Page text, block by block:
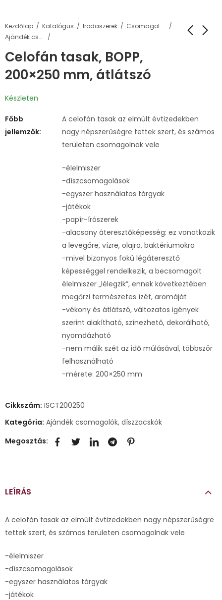
Kezdőlap Katalógus Irodaszerek
Csomagolás, tárolás
Ajándék csomagolók, díszzacskók
Celofán tasak, BOPP,
200×250 mm, átlátszó
Készleten
Főbb
jellemzők:
A celofán tasak az elmúlt évtizedekben
nagy népszerűségre tettek szert, és számos
területen csomagolnak vele
-élelmiszer
-díszcsomagolások
-egyszer használatos tárgyak
-játékok
-papír-írószerek
-alacsony áteresztőképesség: ez vonatkozik
a levegőre, vízre, olajra, baktériumokra
-mivel bizonyos fokú légáteresztő
képességgel rendelkezik, a becsomagolt
élelmiszer „lélegzik”, ennek következtében
megőrzi természetes ízét, aromáját
-vékony és átlátszó, változatos igények
szerint alakítható, színezhető, dekorálható,
nyomdázható
-nem málik szét az idő múlásával, többször
felhasználható
-mérete: 200×250 mm
Cikkszám: ISCT200250
Kategória: Ajándék csomagolók, díszzacskók
Megosztás:
LEÍRÁS
A celofán tasak az elmúlt évtizedekben nagy népszerűségre
tettek szert, és számos területen csomagolnak vele
-élelmiszer
-díszcsomagolások
-egyszer használatos tárgyak
-játékok